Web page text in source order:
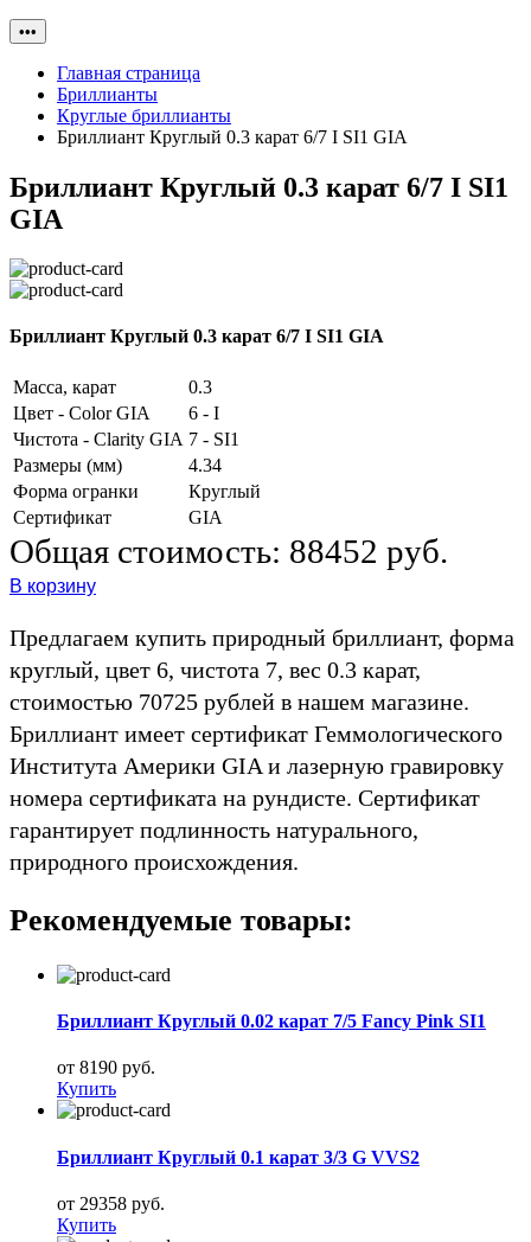
•••
Главная страница
Бриллианты
Круглые бриллианты
Бриллиант Круглый 0.3 карат 6/7 I SI1 GIA
Бриллиант Круглый 0.3 карат 6/7 I SI1
GIA
Бриллиант Круглый 0.3 карат 6/7 I SI1 GIA
Масса, карат
0.3
Цвет - Color GIA
6 - I
Чистота - Clarity GIA 7 - SI1
Размеры (мм)
4.34
Форма огранки
Круглый
Сертификат
GIA
Общая стоимость: 88452 руб.
В корзину
Предлагаем купить природный бриллиант, форма
круглый, цвет 6, чистота 7, вес 0.3 карат,
стоимостью 70725 рублей в нашем магазине.
Бриллиант имеет сертификат Геммологического
Института Америки GIA и лазерную гравировку
номера сертификата на рундисте. Сертификат
гарантирует подлинность натурального,
природного происхождения.
Рекомендуемые товары:
Бриллиант Круглый 0.02 карат 7/5 Fancy Pink SI1
от 8190 руб.
Купить
Бриллиант Круглый 0.1 карат 3/3 G VVS2
от 29358 руб.
Купить